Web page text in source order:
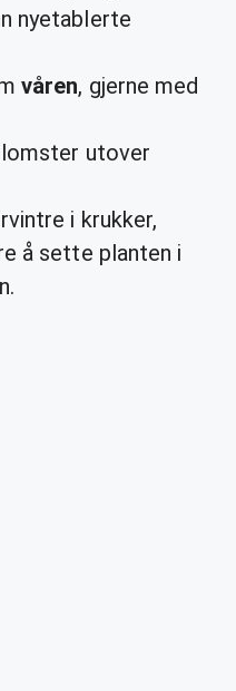
nyetablerte
våren, gjerne med
utover
i krukker,
å sette planten i